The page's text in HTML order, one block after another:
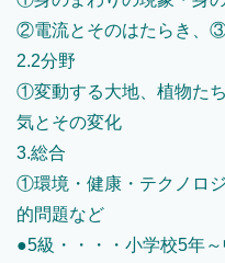
②電流とそのはたらき、
2.2分野
①変動する大地、植物た
気とその変化
3.総合
①環境・健康・テクノロ
的問題など
●5級・・・・小学校5年